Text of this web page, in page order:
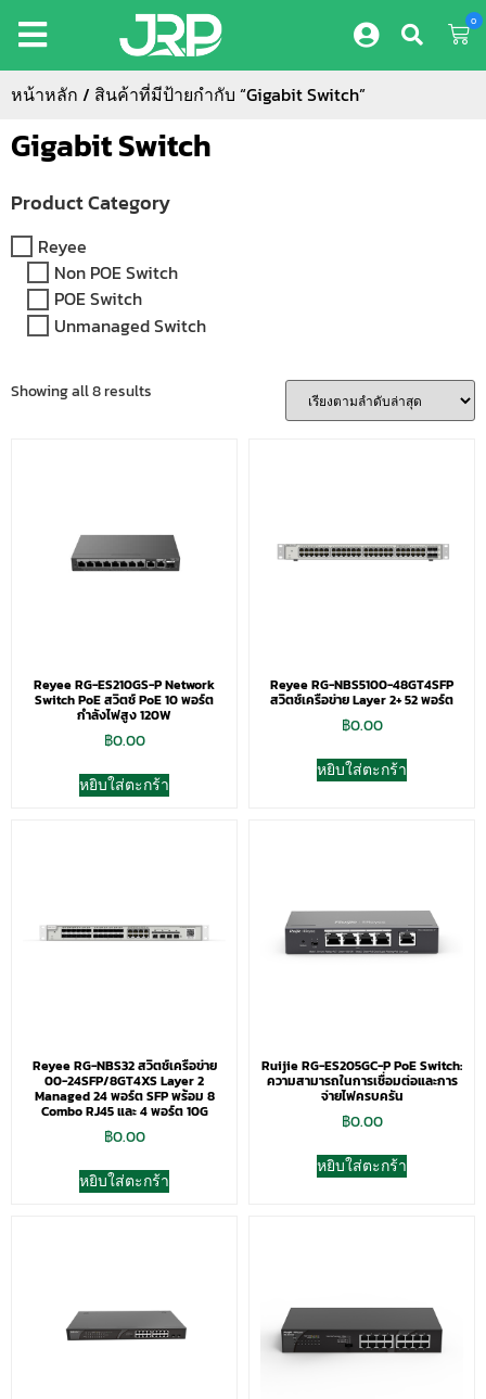
0
หน้าหลัก / สินค้าที่มีป้ายกำกับ “Gigabit Switch”
Gigabit Switch
Product Category
Reyee
Non POE Switch
POE Switch
Unmanaged Switch
Showing all 8 results
Reyee RG-ES210GS-P Network
Switch PoE สวิตช์ PoE 10 พอร์ต
กำลังไฟสูง 120W
฿0.00
หยิบใส่ตะกร้า
Reyee RG-NBS5100-48GT4SFP
สวิตช์เครือข่าย Layer 2+ 52 พอร์ต
฿0.00
หยิบใส่ตะกร้า
Reyee RG-NBS32 สวิตช์เครือข่าย
00-24SFP/8GT4XS Layer 2
Managed 24 พอร์ต SFP พร้อม 8
Combo RJ45 และ 4 พอร์ต 10G
฿0.00
หยิบใส่ตะกร้า
Ruijie RG-ES205GC-P PoE Switch:
ความสามารถในการเชื่อมต่อและการ
จ่ายไฟครบครัน
฿0.00
หยิบใส่ตะกร้า